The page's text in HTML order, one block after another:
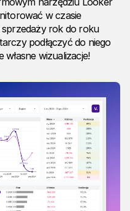
w czasie
rok do roku
podłączyć do niego
wizualizacje!